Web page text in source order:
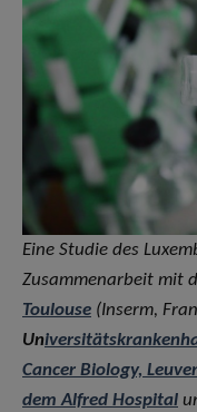
Eine Studie des
Zusammenarbeit mit
Toulouse (Inserm,
Un
Cancer Biology,
dem Alfred Hospital